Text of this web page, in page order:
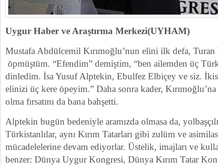
Uygur Haber ve Araştırma Merkezi(UYHAM)
Mustafa Abdülcemil Kırımoğlu’nun elini ilk defa, Turan
öpmüştüm. “Efendim” demiştim, “ben ailemden üç
dinledim. İsa Yusuf Alptekin, Ebulfez Elbiçey ve siz.
elinizi üç kere öpeyim.” Daha sonra kader,
olma fırsatını da bana bahşetti.
Alptekin bugün bedeniyle aramızda olmasa da,
Türkistanlılar, aynı Kırım Tatarları gibi zulüm ve
mücadelelerine devam ediyorlar. Üstelik, imajları ve
benzer: Dünya Uygur Kongresi, Dünya Kırım Tatar